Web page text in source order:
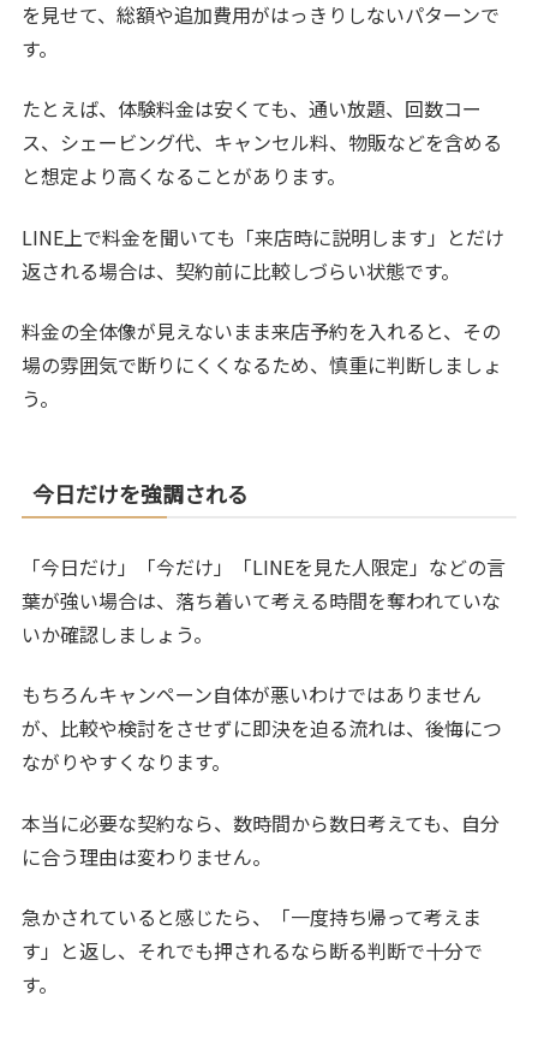
を見せて、総額や追加費用がはっきりしないパターンで
す。
たとえば、体験料金は安くても、通い放題、回数コー
ス、シェービング代、キャンセル料、物販などを含める
と想定より高くなることがあります。
LINE上で料金を聞いても「来店時に説明します」とだけ
返される場合は、契約前に比較しづらい状態です。
料金の全体像が見えないまま来店予約を入れると、その
場の雰囲気で断りにくくなるため、慎重に判断しましょ
う。
今日だけを強調される
「今日だけ」「今だけ」「LINEを見た人限定」などの言
葉が強い場合は、落ち着いて考える時間を奪われていな
いか確認しましょう。
もちろんキャンペーン自体が悪いわけではありません
が、比較や検討をさせずに即決を迫る流れは、後悔につ
ながりやすくなります。
本当に必要な契約なら、数時間から数日考えても、自分
に合う理由は変わりません。
急かされていると感じたら、「一度持ち帰って考えま
す」と返し、それでも押されるなら断る判断で十分で
す。